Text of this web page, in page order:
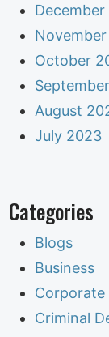
October
August
July 2023
Categories
Blogs
Business
Corporate
Criminal